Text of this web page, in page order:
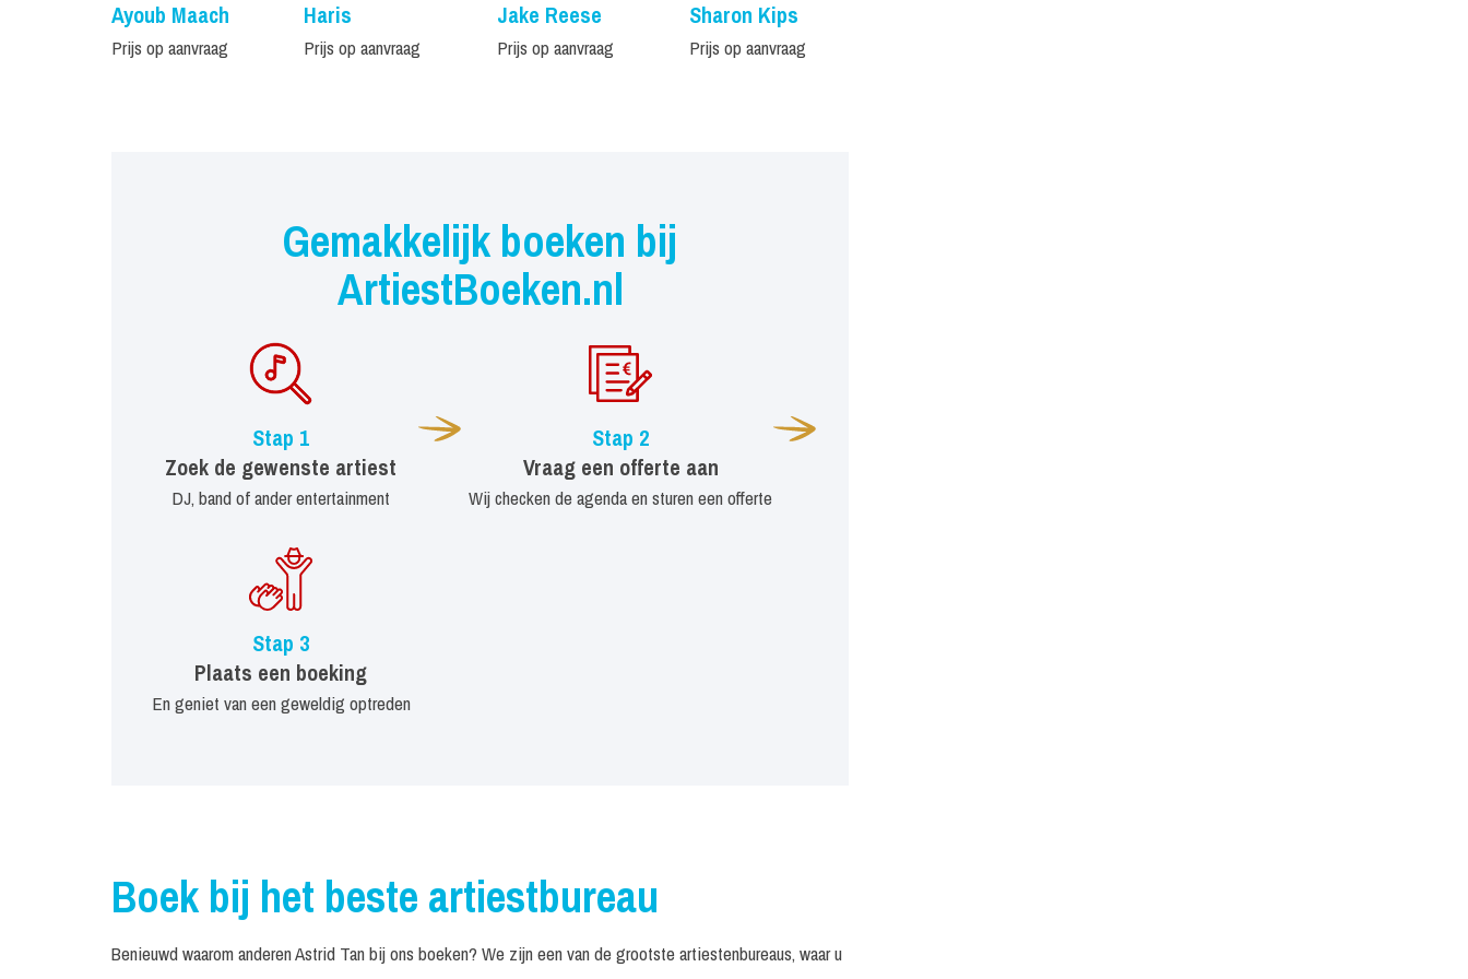
Ayoub Maach
Prijs op aanvraag
Haris
Prijs op aanvraag
Jake Reese
Prijs op aanvraag
Sharon Kips
Prijs op aanvraag
Gemakkelijk boeken bij
ArtiestBoeken.nl
Stap 1
Zoek de gewenste artiest
DJ, band of ander entertainment
Stap 2
Vraag een offerte aan
Wij checken de agenda en sturen een offerte
Stap 3
Plaats een boeking
En geniet van een geweldig optreden
Boek bij het beste artiestbureau
Benieuwd waarom anderen Astrid Tan bij ons boeken? We zijn een van de grootste artiestenbureaus, waar u